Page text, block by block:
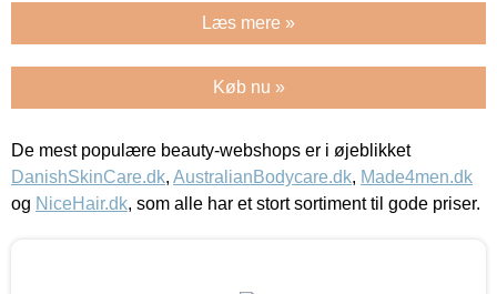
Læs mere »
Køb nu »
De mest populære beauty-webshops er i øjeblikket
DanishSkinCare.dk, AustralianBodycare.dk, Made4men.dk
og NiceHair.dk, som alle har et stort sortiment til gode priser.